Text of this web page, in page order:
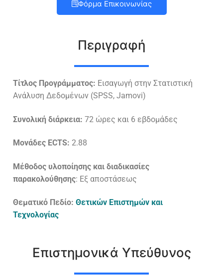
Φόρμα Επικοινωνίας
Περιγραφή
Τίτλος Προγράμματος: Εισαγωγή στην Στατιστική
Ανάλυση Δεδομένων (SPSS, Jamovi)
Συνολική διάρκεια: 72 ώρες και 6 εβδομάδες
Μονάδες ECTS: 2.88
Μέθοδος υλοποίησης και διαδικασίες
παρακολούθησης: Εξ αποστάσεως
Θεματικό Πεδίο: Θετικών Επιστημών και
Τεχνολογίας
Επιστημονικά Υπεύθυνος